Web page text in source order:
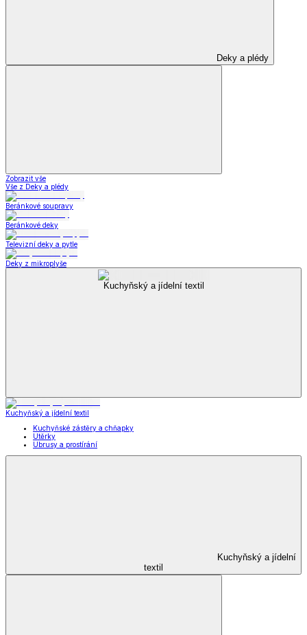
Deky a plédy
Zobrazit vše
Vše z Deky a plédy
Beránkové soupravy
Beránkové deky
Televizní deky a pytle
Deky z mikroplyše
Kuchyňský a jídelní textil
Kuchyňský a jídelní textil
Kuchyňské zástěry a chňapky
Utěrky
Ubrusy a prostírání
Kuchyňský a jídelní
textil